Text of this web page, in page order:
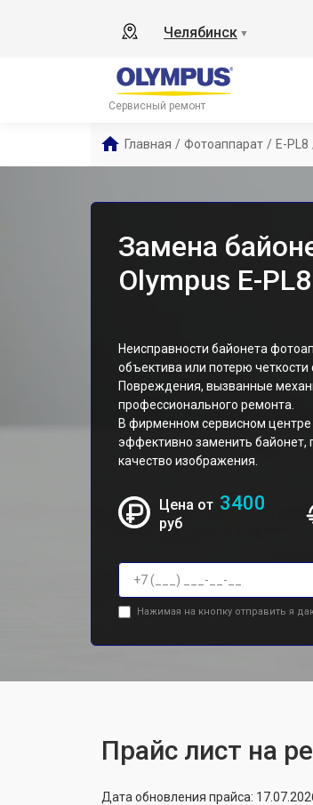
Челябинск ▼
Сервисный ремонт
Главная / Фотоаппарат / E-PL8
Замена
Olympus E-
Неисправности байонета
объектива или потерю четкости
Повреждения, вызванные
профессионального ремонта.
В фирменном сервисном
эффективно заменить байонет,
качество изображения.
Цена от 3400
руб
Нажимая на кнопку отправить я
Прайс лист на
Дата обновления прайса: